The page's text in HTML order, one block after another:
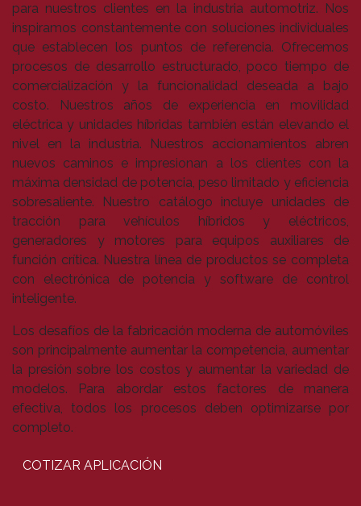
para nuestros clientes en la industria automotriz. Nos
inspiramos constantemente con soluciones individuales
que establecen los puntos de referencia. Ofrecemos
procesos de desarrollo estructurado, poco tiempo de
comercialización y la funcionalidad deseada a bajo
costo. Nuestros años de experiencia en movilidad
eléctrica y unidades híbridas también están elevando el
nivel en la industria. Nuestros accionamientos abren
nuevos caminos e impresionan a los clientes con la
máxima densidad de potencia, peso limitado y eficiencia
sobresaliente. Nuestro catálogo incluye unidades de
tracción para vehículos híbridos y eléctricos,
generadores y motores para equipos auxiliares de
función crítica. Nuestra línea de productos se completa
con electrónica de potencia y software de control
inteligente.
Los desafíos de la fabricación moderna de automóviles
son principalmente aumentar la competencia, aumentar
la presión sobre los costos y aumentar la variedad de
modelos. Para abordar estos factores de manera
efectiva, todos los procesos deben optimizarse por
completo.
COTIZAR APLICACIÓN